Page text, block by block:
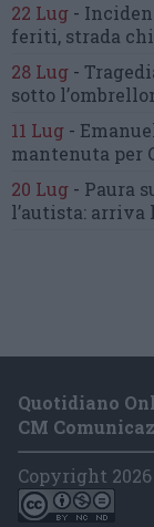
22 Lug -
feriti, strada
28 Lug -
sotto
11 Lug -
mantenuta per
20 Lug - Paura
l’autista: arriva
Quotidiano
CM
Copyright